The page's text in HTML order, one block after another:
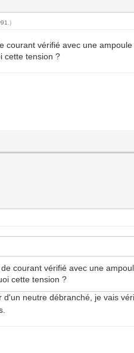
.)
vérifié avec une
cette tension ?
courant vérifié avec une
cette tension ?
d'un neutre débranché, je vais